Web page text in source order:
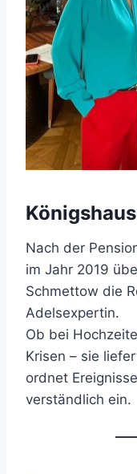
Nach der
im Jahr 2019
Schmettow die
Adelsexpertin.
Ob bei
Krisen – sie
ordnet
verständlich ein.